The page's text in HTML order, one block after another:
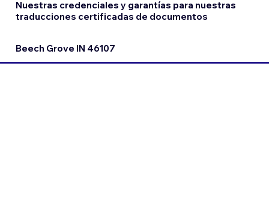
Nuestras credenciales y garantías para nuestras
traducciones certificadas de documentos
Beech Grove IN 46107